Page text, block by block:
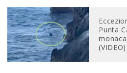
Punta
(VIDEO)